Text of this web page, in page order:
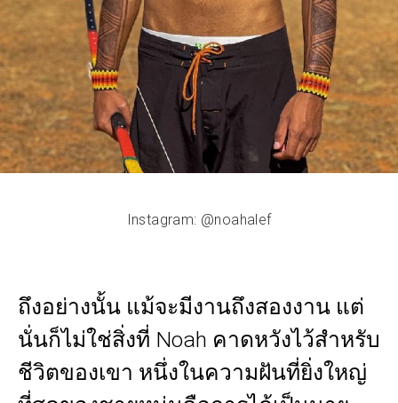
Instagram: @noahalef
ถึงอย่างนั้น แม้จะมีงานถึงสองงาน แต่
นั่นก็ไม่ใช่สิ่งที่ Noah คาดหวังไว้สำหรับ
ชีวิตของเขา หนึ่งในความฝันที่ยิ่งใหญ่